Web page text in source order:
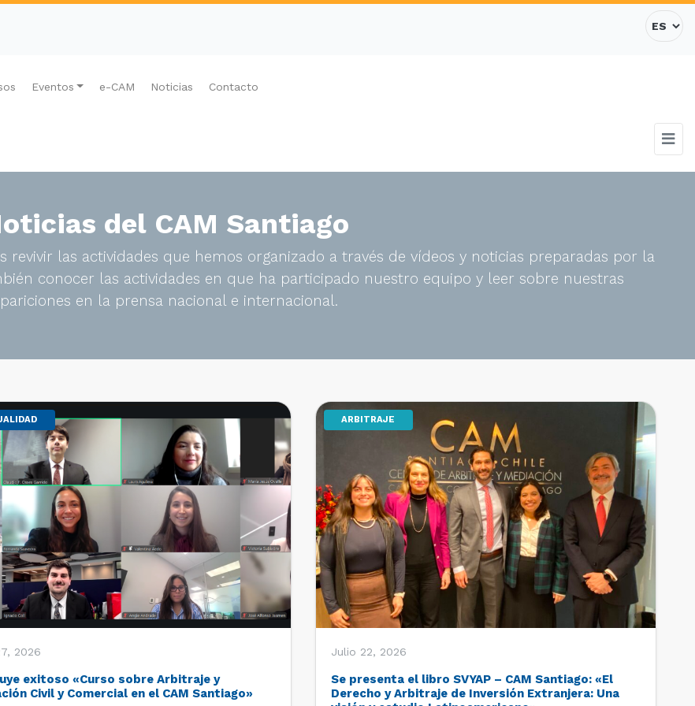
Eventos e-CAM Noticias Contacto
del CAM Santiago
revivir las actividades que hemos organizado a través de vídeos y noticias preparadas por la
conocer las actividades en que ha participado nuestro equipo y leer sobre nuestras
en la prensa nacional e internacional.
2026
exitoso «Curso sobre Arbitraje y
Civil y Comercial en el CAM Santiago»
ARBITRAJE
Julio 22, 2026
Se presenta el libro SVYAP – CAM Santiago: «El
Derecho y Arbitraje de Inversión Extranjera: Una